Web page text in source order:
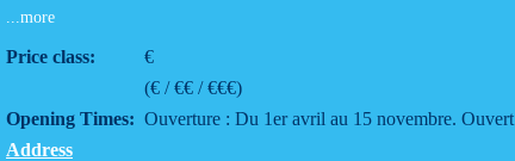
...more
Price class:
€
(€ / €€ / €€€)
Opening Times: Ouverture : Du 1er avril au 15 novembre.
Address